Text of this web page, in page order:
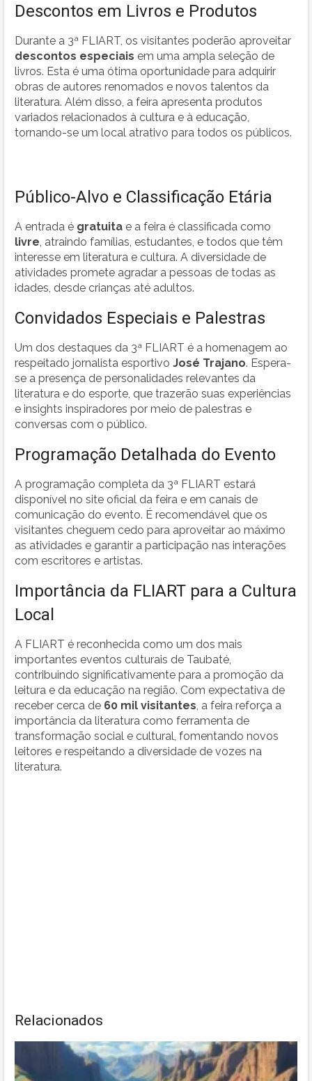
Descontos em Livros e Produtos
Durante a 3ª FLIART, os visitantes poderão aproveitar
descontos especiais em uma ampla seleção de
livros. Esta é uma ótima oportunidade para adquirir
obras de autores renomados e novos talentos da
literatura. Além disso, a feira apresenta produtos
variados relacionados à cultura e à educação,
tornando-se um local atrativo para todos os públicos.
Público-Alvo e Classificação Etária
A entrada é gratuita e a feira é classificada como
livre , atraindo famílias, estudantes, e todos que têm
interesse em literatura e cultura. A diversidade de
atividades promete agradar a pessoas de todas as
idades, desde crianças até adultos.
Convidados Especiais e Palestras
Um dos destaques da 3ª FLIART é a homenagem ao
respeitado jornalista esportivo José Trajano. Espera-
se a presença de personalidades relevantes da
literatura e do esporte, que trazerão suas experiências
e insights inspiradores por meio de palestras e
conversas com o público.
Programação Detalhada do Evento
A programação completa da 3ª FLIART estará
disponível no site oficial da feira e em canais de
comunicação do evento. É recomendável que os
visitantes cheguem cedo para aproveitar ao máximo
as atividades e garantir a participação nas interações
com escritores e artistas.
Importância da FLIART para a Cultura
Local
A FLIART é reconhecida como um dos mais
importantes eventos culturais de Taubaté,
contribuindo significativamente para a promoção da
leitura e da educação na região. Com expectativa de
receber cerca de 60 mil visitantes , a feira reforça a
importância da literatura como ferramenta de
transformação social e cultural, fomentando novos
leitores e respeitando a diversidade de vozes na
literatura.
Relacionados